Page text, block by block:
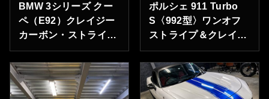
BMW 3シリーズ クー
ペ（E92）クレイジー
カーボン・ストライプ
施工
ポルシェ 911 Turbo
S〈992型〉ワンオフ
ストライプ＆クレイジ
ーカーボンラッピング